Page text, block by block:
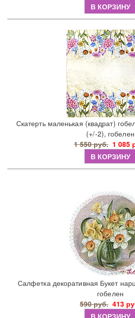
В КОРЗИНУ
Скатерть маленькая (квадрат)
(+/-2), гобелен
1 550 руб. 1 085
В КОРЗИНУ
Салфетка декоративная Букет
гобелен
590 руб. 413